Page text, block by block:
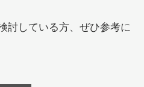
討している方、ぜひ参考に